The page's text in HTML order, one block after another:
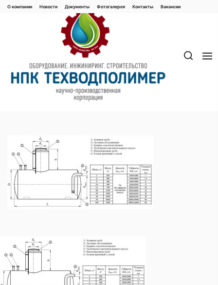
Перейти
О компании Новости Документы Фотогалерея Контaкты Вакaнсии